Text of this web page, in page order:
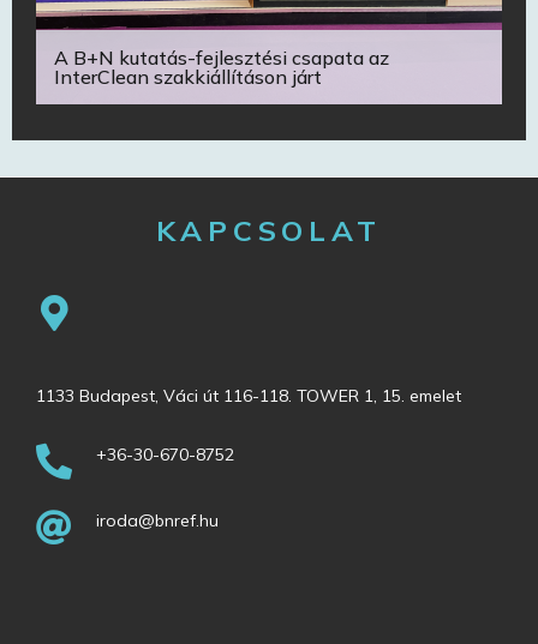
A B+N kutatás-fejlesztési csapata az
InterClean szakkiállításon járt
KAPCSOLAT
1133 Budapest, Váci út 116-118. TOWER 1, 15. emelet
+36-30-670-8752
iroda@bnref.hu